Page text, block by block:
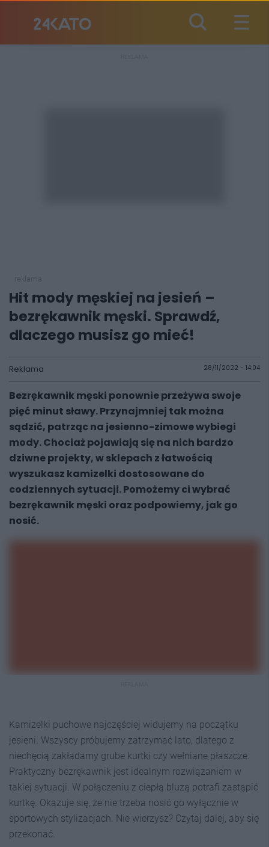
Hit mody męskiej na jesień –
bezrękawnik męski. Sprawdź,
dlaczego musisz go mieć!
Reklama 28/11/2022 - 14:04
Bezrękawnik męski ponownie przeżywa swoje
pięć minut sławy. Przynajmniej tak można
sądzić, patrząc na jesienno-zimowe wybiegi
mody. Chociaż pojawiają się na nich bardzo
dziwne projekty, w sklepach z łatwością
wyszukasz kamizelki dostosowane do
codziennych sytuacji. Pomożemy ci wybrać
bezrękawnik męski oraz podpowiemy, jak go
nosić.
Kamizelki puchowe najczęściej widujemy na początku
jesieni. Wszyscy próbujemy zatrzymać lato, dlatego z
niechęcią zakładamy grube kurtki czy wełniane płaszcze.
Praktyczny bezrękawnik jest idealnym rozwiązaniem w
takiej sytuacji. W połączeniu z ciepłą bluzą potrafi zastąpić
kurtkę. Okazuje się, że nie trzeba nosić go wyłącznie w
sportowych stylizacjach. Nie wierzysz? Czytaj dalej, aby się
przekonać.